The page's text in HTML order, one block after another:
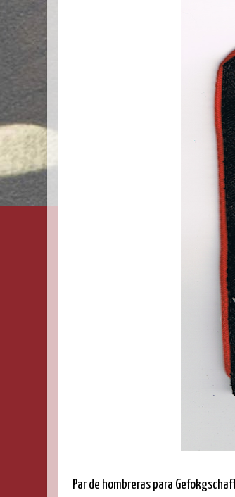
Par de hombreras para